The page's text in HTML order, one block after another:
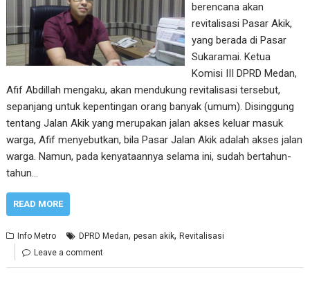
berencana akan
revitalisasi Pasar Akik,
yang berada di Pasar
Sukaramai. Ketua
Komisi III DPRD Medan,
Afif Abdillah mengaku, akan mendukung revitalisasi tersebut,
sepanjang untuk kepentingan orang banyak (umum). Disinggung
tentang Jalan Akik yang merupakan jalan akses keluar masuk
warga, Afif menyebutkan, bila Pasar Jalan Akik adalah akses jalan
warga. Namun, pada kenyataannya selama ini, sudah bertahun-
tahun…
READ MORE
Info Metro DPRD Medan,pesan akik,Revitalisasi
Leave a comment